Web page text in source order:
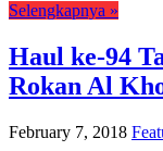
Selengkapnya »
Haul ke-94
Rokan Al
February 7, 2018